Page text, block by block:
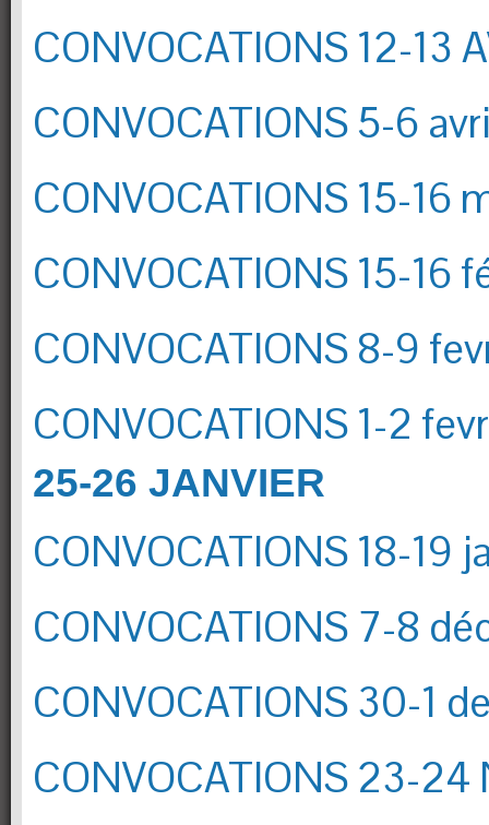
CONVOCATIONS 12-13
CONVOCATIONS 5-6
CONVOCATIONS 15-16
CONVOCATIONS 15-16
CONVOCATIONS 8-9
CONVOCATIONS 1-2
25-26 JANVIER
CONVOCATIONS 18-19
CONVOCATIONS 7-8
CONVOCATIONS 30-1
CONVOCATIONS 23-24